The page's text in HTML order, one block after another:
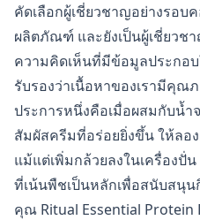
คัดเลือกผู้เชี่ยวชาญอย่างรอบ
ผลิตภัณฑ์ และยังเป็นผู้เชี่ยวช
ความคิดเห็นที่มีข้อมูลประกอ
รับรองว่าเนื้อหาของเรามีคุณ
ประการหนึ่งคือเมื่อผสมกับน้ำ
สัมผัสครีมที่อร่อยยิ่งขึ้น ให้ล
แม้แต่เพิ่มกล้วยลงในเครื่องปั่
ที่เน้นพืชเป็นหลักเพื่อสนับสนุน
คุณ Ritual Essential Protein